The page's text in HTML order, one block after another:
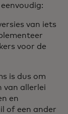
in a new tab
eenvoudig:
van iets
voor de
is dus om
van allerlei
en
of een ander